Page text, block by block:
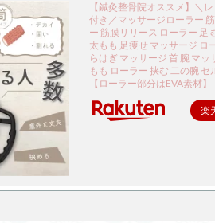
【鍼灸整骨院オススメ】＼
付き／マッサージローラー
ー 筋膜リリース ローラー 足
太もも 足痩せ マッサージ ロ
らはぎ マッサージ 首 腕 マッ
もも ローラー 挟む 二の腕 セ
【ローラー部分はEVA素材】
楽